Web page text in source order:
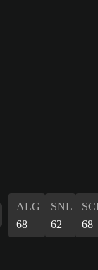
ALG
68
SNL
62
68